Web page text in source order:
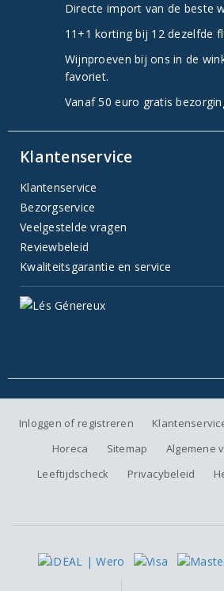
Directe import van de beste
11+1 korting bij 12 dezelfde
Wijnproeven bij ons in de
favoriet.
Vanaf 50 euro gratis
Klantenservice
Klantenservice
Bezorgservice
Veelgestelde vragen
Reviewbeleid
Kwaliteitsgarantie en service
Inloggen of registreren
Horeca
Sitemap
Algemene
Leeftijdscheck
Privacybeleid